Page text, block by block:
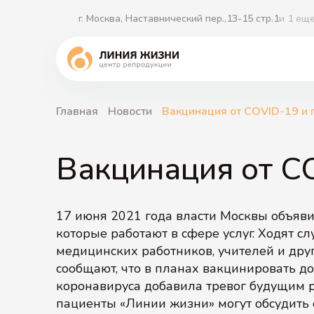
г. Москва, Наставнический пер.,13-15 стр.1и 1 еще
ЭКО 2.0
ооцитами
Партнерский перенос эмбриона
ЭКО + micro-TESE
ЭКО при эндометриозе
Главная Новости Вакцинация от COVID-19 и
Вакцинация от
17 июня 2021 года власти Москвы
которые работают в сфере услуг. Ходят
медицинских работников, учителей и
сообщают, что в планах вакцинировать
коронавируса добавила тревог
пациенты «Линии жизни» могут